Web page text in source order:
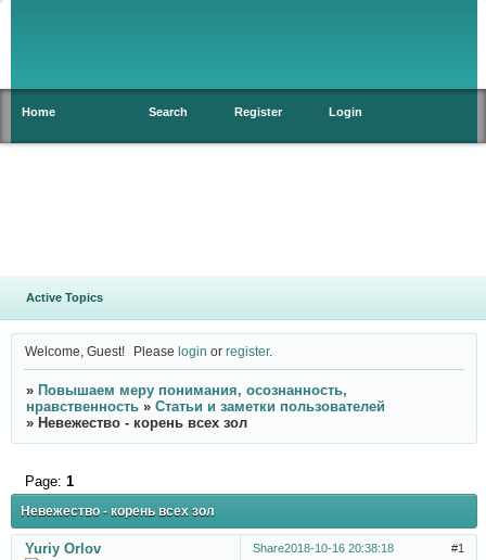
Home Search Register Login
Active Topics
Welcome, Guest! Pleaselogin orregister.
» Повышаем меру понимания, осознанность,
нравственность » Статьи и заметки пользователей
» Невежество - корень всех зол
Невежество - корень всех зол
Page: 1
Share 1
2018-10-16 20:38:18
Yuriy Orlov